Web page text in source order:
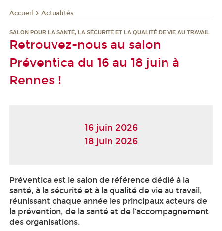
Accueil Actualités
SALON POUR LA SANTÉ, LA SÉCURITÉ ET LA QUALITÉ DE VIE AU TRAVAIL
Retrouvez-nous au salon
Préventica du 16 au 18 juin à
Rennes !
16 juin 2026
18 juin 2026
Préventica est le salon de référence dédié à la
santé, à la sécurité et à la qualité de vie au travail,
réunissant chaque année les principaux acteurs de
la prévention, de la santé et de l’accompagnement
des organisations.